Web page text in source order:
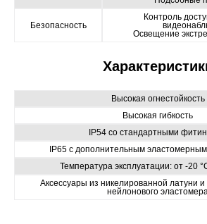
Безопасность
Контроль
Освещение
Высокая огнестойкость
Высокая гибкость
IP54 со стандартными
IP65 с дополнительным
Температура эксплуатации: от -20
Аксессуары из никелированной латуни
нейлонового эластомера